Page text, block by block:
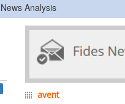
News Analysis
avent